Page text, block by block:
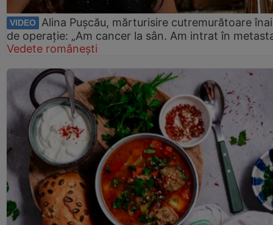
VIDEO
Alina Pușcău, mărturisire cutremurătoare
de operație: „Am cancer la sân. Am intrat în
Vedete românești